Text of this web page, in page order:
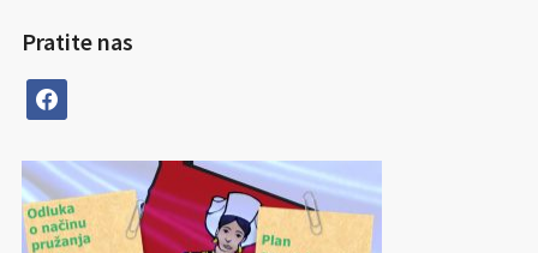
Pratite nas
facebook